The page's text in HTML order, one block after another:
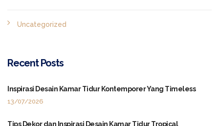
Uncategorized
Recent Posts
Inspirasi Desain Kamar Tidur Kontemporer Yang Timeless
13/07/2026
Tips Dekor dan Inspirasi Desain Kamar Tidur Tropical